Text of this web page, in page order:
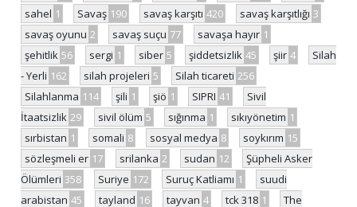
sahel 1 Savaş 190 savaş karşıtı 420 savaş karşıtlığı 3
savaş oyunu 2 savaş suçu 77 savaşa hayır 1
şehitlik 56 sergi 1 siber 5 şiddetsizlik 45 şiir 4
Silah
- Yerli 162 silah projeleri 5 Silah ticareti 256
Silahlanma 114 şili 1 şiö 1 SIPRI 41
Sivil
İtaatsizlik 29 sivil ölüm 5 sığınma 1 sıkıyönetim 1
sırbistan 1 somali 8 sosyal medya 8 soykırım 15
sözleşmeli er 17 srilanka 2 sudan 12
Şüpheli Asker
Ölümleri 358 Suriye 172 Suruç Katliamı 1
suudi
arabistan 45 tayland 16 tayvan 4 tck 318 1
The